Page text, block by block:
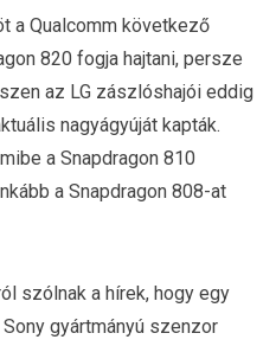
a Qualcomm következő
820 fogja hajtani, persze
az LG zászlóshajói eddig
nagyágyúját kapták.
a Snapdragon 810
a Snapdragon 808-at
szólnak a hírek, hogy egy
gyártmányú szenzor